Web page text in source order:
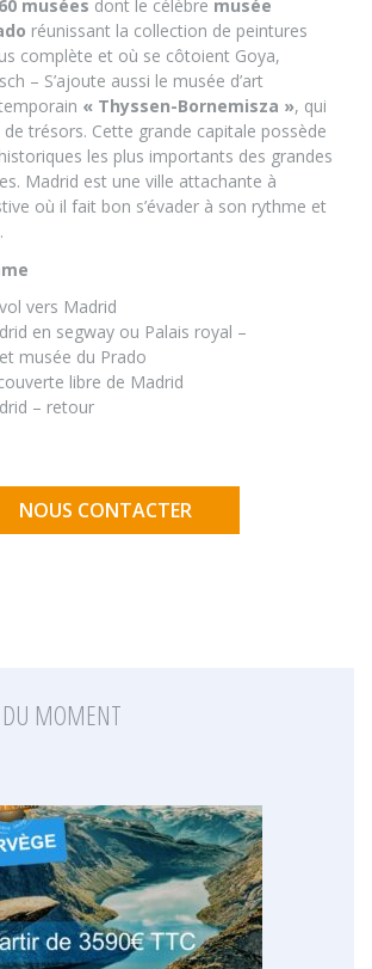
60 musées dont le célèbre musée
réunissant la collection de peintures
complète et où se côtoient Goya,
– S’ajoute aussi le musée d’art
« Thyssen-Bornemisza », qui
trésors. Cette grande capitale possède
les plus importants des grandes
Madrid est une ville attachante à
où il fait bon s’évader à son rythme et
vers Madrid
en segway ou Palais royal –
musée du Prado
libre de Madrid
– retour
NOUS CONTACTER
DU MOMENT